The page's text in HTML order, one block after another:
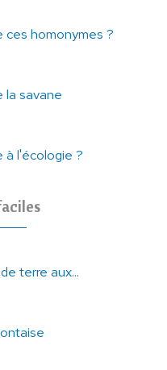
ces homonymes ?
la savane
à l'écologie ?
terre aux...